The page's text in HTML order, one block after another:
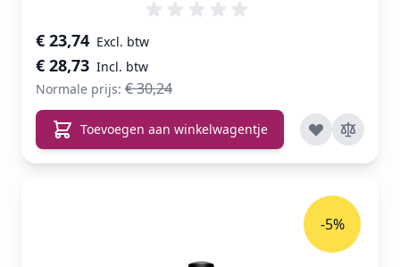
Speciale prijs
€ 28,73
€ 23,74
Normale prijs: € 30,24
Toevoegen aan winkelwagentje
-5%